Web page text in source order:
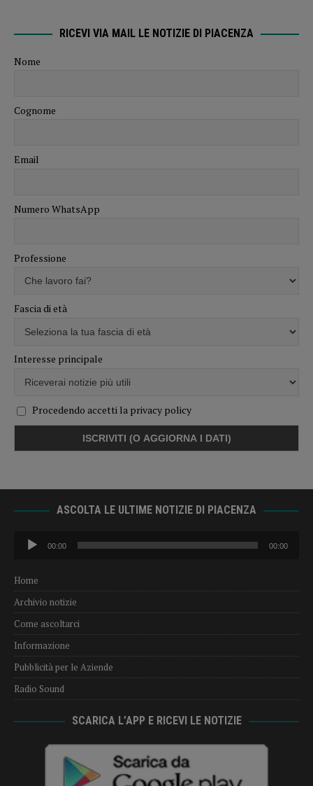
RICEVI VIA MAIL LE NOTIZIE DI PIACENZA
Nome
Cognome
Email
Numero WhatsApp
Professione
Fascia di età
Interesse principale
Procedendo accetti la privacy policy
ASCOLTA LE ULTIME NOTIZIE DI PIACENZA
Audio
Player
00:00 00:00
Home
Archivio notizie
Come ascoltarci
Informazione
Pubblicità per le Aziende
Radio Sound
SCARICA L’APP E RICEVI LE NOTIZIE